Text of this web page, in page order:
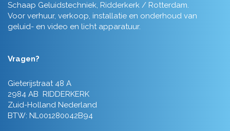
Schaap Geluidstechniek, Ridderkerk / Rotterdam.
Voor verhuur, verkoop, installatie en onderhoud van
geluid- en video en licht apparatuur.
Vragen?
Gieterijstraat 48 A
2984 AB RIDDERKERK
Zuid-Holland Nederland
BTW: NL001280042B94